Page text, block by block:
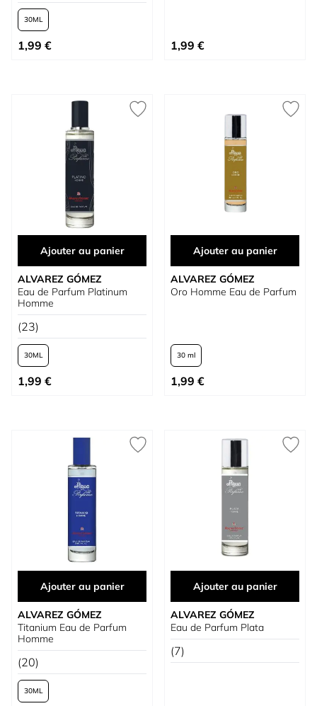
30
À partir de
1,99 € 1,99 €
Ajouter au panier
ALVAREZ GÓMEZ
Eau de Parfum Platinum
Homme
(23)
30
À partir de
1,99 €
Ajouter au panier
ALVAREZ GÓMEZ
Oro Homme Eau de Parfum
30 ml
À partir de
1,99 €
Ajouter au panier
ALVAREZ GÓMEZ
Titanium Eau de Parfum
Homme
(20)
30
Ajouter au panier
ALVAREZ GÓMEZ
Eau de Parfum Plata
(7)